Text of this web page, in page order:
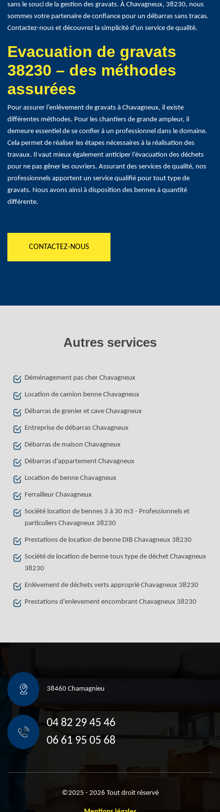
sans le souci de la gestion des gravats. À Chavagneux, 38230, nous
sommes votre partenaire de confiance pour un débarras sans tracas.
Contactez-nous et découvrez la simplicité d'un service de qualité.
Evacuation de gravats
38230 – des méthodes
assurées
Pour assurer l’enlèvement de gravats à Chavagneux, il existe
différentes méthodes. Pour les chantiers de grande ampleur, il
demeure essentiel de se confier à un professionnel dans le domaine.
Cela permet de réaliser les étapes nécessaires à la réalisation des
travaux. Il vaut mieux également anticiper l’évacuation des déchets
pour ne pas gêner les ouvriers. Assurant des services de qualité, nos
professionnels apportent un service qualifié pour tout type de
gravats. Nous avons ainsi à disposition des bennes à quantité
différente.
CONTACTEZ-NOUS
Autres services
Déménagement pas cher Chavagneux
Location de camion benne Chavagneux
Débarras de grenier et cave Chavagneux
Entreprise de débarras Chavagneux
Débarras de maison Chavagneux
Débarras d'appartement Chavagneux
Location de benne Chavagneux
Ferrailleur Chavagneux
Société location de bennes 3 à 30 m3 - Professionnels et
particuliers Chavagneux 38230
Prestations de location de benne DIB Chavagneux 38230
Société de location de benne tous type de déchet Chavagneux
38230
Enlèvement de déchets verts approprié Chavagneux 38230
Prestations d'enlevement encombrant Chavagneux 38230
38460 Chamagnieu
04 82 29 45 46
06 61 95 05 68
©2025 - 2026 Tout droit réservé